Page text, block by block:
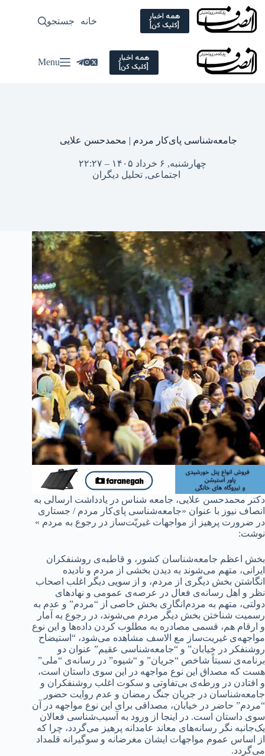
Skip
content
همه اخبار
[کلیک کن] خانه سیاسی
جستجو
همه اخبار
[کلیک کن] Menu
جامعه‌شناسی پای‌کار مردم | محمدحسن علایی
چهارشنبه, ۶ خرداد ۱۴۰۵ – ۲۲:۲۷
اجتماعی, تحلیل دیگران
دکتر محمدحسن علایی، جامعه شناس در یادداشت ارسالی به
انصاف نیوز با عنوان «جامعه‌شناسی پای‌کار مردم / جستاری
در ضرورت پرهیز از مواجهات غیریّت‌ساز در رجوع به مردم »
نوشت:
بخش اعظم جامعه‌شناسان کشور، و قاطبه‌ی روشنفکران
ایرانی، متهم می‌شوند به دیدن بخشی از مردم و نادیده
انگاشتن بخش دیگری از مردم، و از سویی دیگر اغلب اصحاب
نظر و اهل رسانه‌‌‌ی فعال در عرصه‌‌ی عمومی و نهادهای
دولتی، متهم به مردم‌انگاری بخش خاصی از “مردم” و عدم به
رسمیت شناختن بخش دیگر مردم می‌شوند، در رجوع به آمار
و ارقام هم، قسمی مصادره به مطلوب کردن داده‌ها و این نوع
مواجهه‌ی غیریت‌ساز مع الاسف مشاهده می‌شود، “استیضاح
روشنفکر در خیابان” و “جامعه‌شناسی عقیم” عنوان دو
برنامه‌ی نسبتاً شاخص “جریان” و “شیوه” در رسانه‌ی “ملی”
هست که مصداق این نوع مواجهه در این سوی داستان است،
و افتادن در ورطه‌ی بی‌تفاوتی و سکوت اغلب روشنفکران و
جامعه‌شناسان در جریان جنگ رمضان و عدم روایت حضور
“مردم” حاضر در خیابان، مصداقی برای این نوع مواجهه در آن
سوی داستان است. در اینجا از ورود به آسیب‌شناسی فعالان
یک‌جانبه نگر رسانه‌های معاند عامدانه پرهیز می‌گردد، چرا که
از اساس عموم مواجهات ایشان مغرضانه و سوگیرانه قلمداد
می‌گردد.